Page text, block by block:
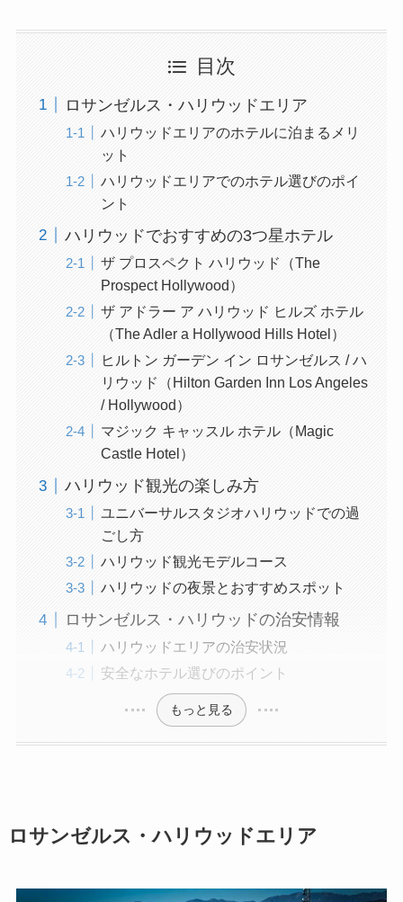
目次
ロサンゼルス・ハリウッドエリア
ハリウッドエリアのホテルに泊まるメリ
ット
ハリウッドエリアでのホテル選びのポイ
ント
ハリウッドでおすすめの3つ星ホテル
ザ プロスペクト ハリウッド（The
Prospect Hollywood）
ザ アドラー ア ハリウッド ヒルズ ホテル
（The Adler a Hollywood Hills Hotel）
ヒルトン ガーデン イン ロサンゼルス / ハ
リウッド（Hilton Garden Inn Los Angeles
/ Hollywood）
マジック キャッスル ホテル（Magic
Castle Hotel）
ハリウッド観光の楽しみ方
ユニバーサルスタジオハリウッドでの過
ごし方
ハリウッド観光モデルコース
ハリウッドの夜景とおすすめスポット
ロサンゼルス・ハリウッドの治安情報
ハリウッドエリアの治安状況
安全なホテル選びのポイント
もっと見る
ロサンゼルス・ハリウッドエリア